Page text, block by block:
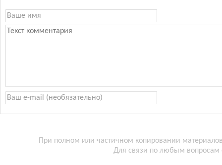
При полном или частичном копировании
Для связи по любым